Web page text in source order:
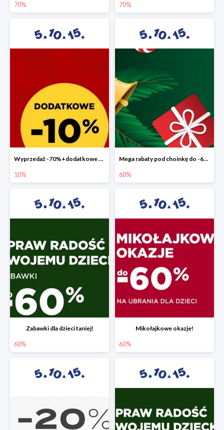
70% 70%
Wyprzedaż -70%+dodatkowe 10%
10%
Mega rabaty pod choinkę do -60%
60%
Zabawki dla dzieci taniej!
60%
Mikołajkowe okazje!
60%